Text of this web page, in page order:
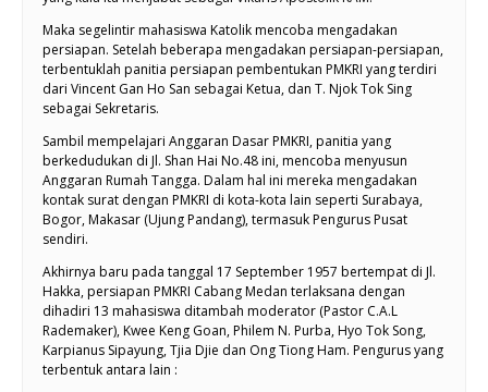
Maka segelintir mahasiswa Katolik mencoba mengadakan
persiapan. Setelah beberapa mengadakan persiapan-persiapan,
terbentuklah panitia persiapan pembentukan PMKRI yang terdiri
dari Vincent Gan Ho San sebagai Ketua, dan T. Njok Tok Sing
sebagai Sekretaris.
Sambil mempelajari Anggaran Dasar PMKRI, panitia yang
berkedudukan di Jl. Shan Hai No.48 ini, mencoba menyusun
Anggaran Rumah Tangga. Dalam hal ini mereka mengadakan
kontak surat dengan PMKRI di kota-kota lain seperti Surabaya,
Bogor, Makasar (Ujung Pandang), termasuk Pengurus Pusat
sendiri.
Akhirnya baru pada tanggal 17 September 1957 bertempat di Jl.
Hakka, persiapan PMKRI Cabang Medan terlaksana dengan
dihadiri 13 mahasiswa ditambah moderator (Pastor C.A.L
Rademaker), Kwee Keng Goan, Philem N. Purba, Hyo Tok Song,
Karpianus Sipayung, Tjia Djie dan Ong Tiong Ham. Pengurus yang
terbentuk antara lain :